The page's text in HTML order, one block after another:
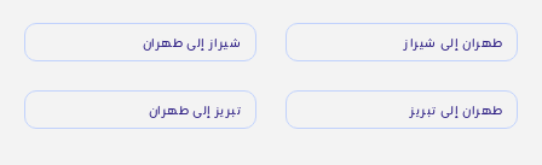
طهران إلى شيراز شيراز إلى طهران
طهران إلى تبريز تبريز إلى طهران